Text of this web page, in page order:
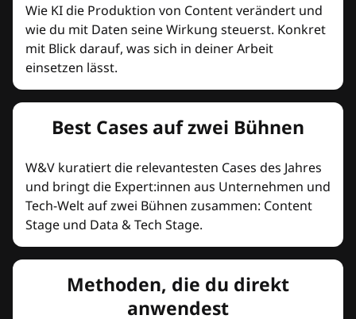
Wie KI die Produktion von Content verändert und
wie du mit Daten seine Wirkung steuerst. Konkret
mit Blick darauf, was sich in deiner Arbeit
einsetzen lässt.
Best Cases auf zwei Bühnen
W&V kuratiert die relevantesten Cases des Jahres
und bringt die Expert:innen aus Unternehmen und
Tech-Welt auf zwei Bühnen zusammen: Content
Stage und Data & Tech Stage.
Methoden, die du direkt
anwendest